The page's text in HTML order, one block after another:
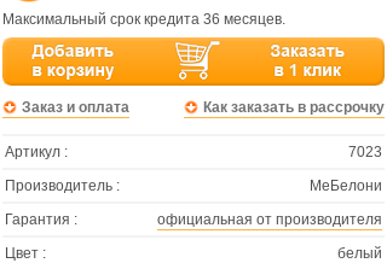
Максимальный срок кредита 36 месяцев.
Заказ и оплата Как заказать в рассрочку
Артикул :
7023
Производитель :
МеБелони
Гарантия :
официальная от производителя
Цвет :
белый